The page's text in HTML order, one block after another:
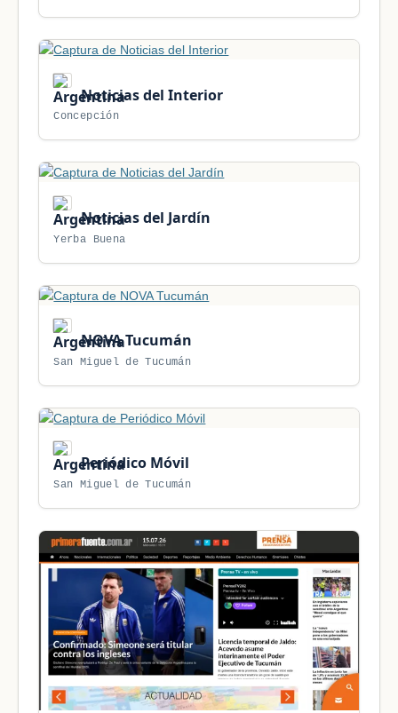
Noticias del Interior
Concepción
Noticias del Jardín
Yerba Buena
NOVA Tucumán
San Miguel de Tucumán
Periódico Móvil
San Miguel de Tucumán